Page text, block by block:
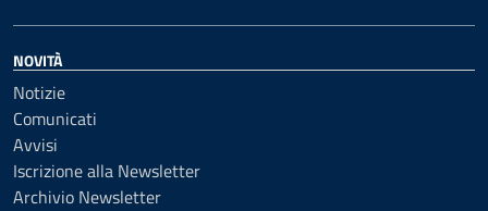
NOVITÀ
Notizie
Comunicati
Avvisi
Iscrizione alla Newsletter
Archivio Newsletter